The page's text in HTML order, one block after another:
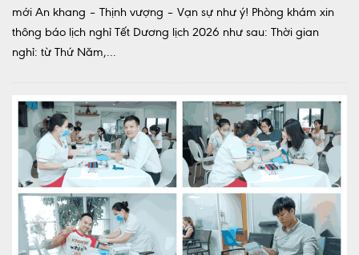
mới An khang – Thịnh vượng – Vạn sự như ý! Phòng khám xin
thông báo lịch nghỉ Tết Dương lịch 2026 như sau: Thời gian
nghỉ: từ Thứ Năm,...